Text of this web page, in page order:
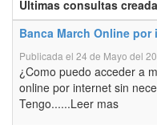
Últimas consultas
Banca March Online por
Publicada el 24 de Mayo del
¿Como puedo acceder a
online por internet sin
Tengo......Leer mas